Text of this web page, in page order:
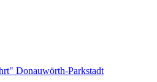
Donauwörth-Parkstadt